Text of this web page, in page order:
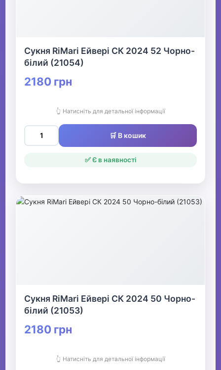
Сукня RiMari Ейвері СК 2024 52 Чорно-
білий (21054)
2180 грн
👆 Натисніть для детальної інформації
🛒 В кошик
✅ Є в наявності
Сукня RiMari Ейвері СК 2024 50 Чорно-
білий (21053)
2180 грн
👆 Натисніть для детальної інформації